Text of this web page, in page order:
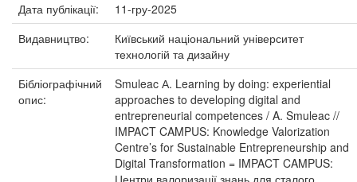
Дата публікації:
11-гру-2025
Видавництво:
Київський національний університет
технологій та дизайну
Бібліографічний
опис:
Smuleac А. Learning by doing: experiential
approaches to developing digital and
entrepreneurial competences / A. Smuleac //
IMPACT CAMPUS: Knowledge Valorization
Centre’s for Sustainable Entrepreneurship and
Digital Transformation = IMPACT CAMPUS:
Центри валоризації знань для сталого